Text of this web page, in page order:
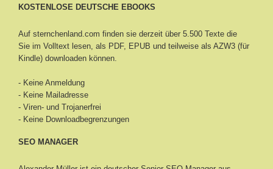
KOSTENLOSE DEUTSCHE EBOOKS
Auf sternchenland.com finden sie derzeit über 5.500 Texte die
Sie im Volltext lesen, als PDF, EPUB und teilweise als AZW3 (für
Kindle) downloaden können.
- Keine Anmeldung
- Keine Mailadresse
- Viren- und Trojanerfrei
- Keine Downloadbegrenzungen
SEO MANAGER